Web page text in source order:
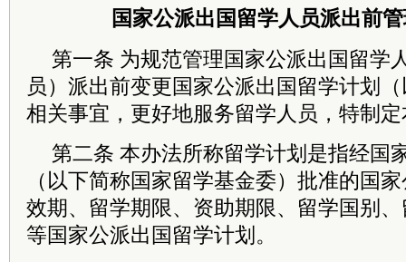
国家公派出国留学人员派出前
第一条 为规范管理国家公派出国留学
员）派出前变更国家公派出国留学计划
相关事宜，更好地服务留学人员，特制
第二条 本办法所称留学计划是指经国
（以下简称国家留学基金委）批准的国
效期、留学期限、资助期限、留学国别
等国家公派出国留学计划。